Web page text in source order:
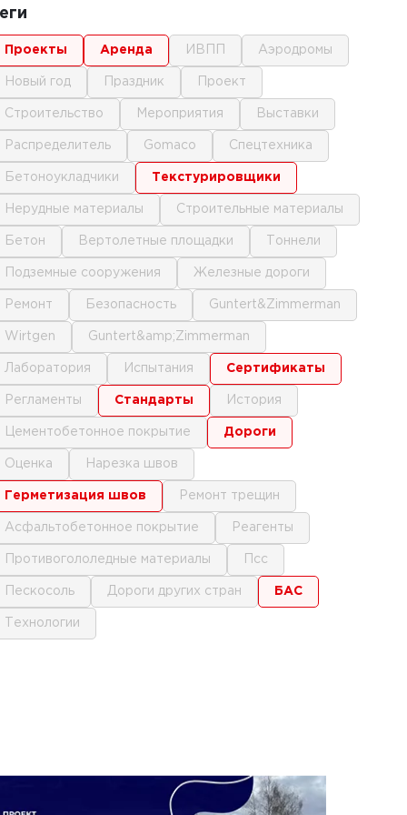
проекты аренда ИВПП аэродромы
новый год праздник проект
строительство мероприятия выставки
распределитель gomaco спецтехника
бетоноукладчики текстурировщики
нерудные материалы строительные материалы
бетон вертолетные площадки тоннели
подземные сооружения железные дороги
ремонт безопасность Guntert&Zimmerman
Wirtgen Guntert&amp;Zimmerman
лаборатория испытания сертификаты
регламенты стандарты история
цементобетонное покрытие дороги
оценка нарезка швов
герметизация швов ремонт трещин
асфальтобетонное покрытие реагенты
противогололедные материалы псс
пескосоль дороги других стран БАС
технологии